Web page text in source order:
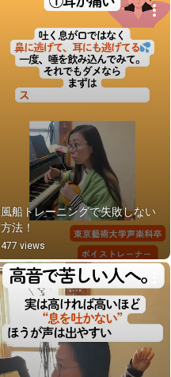
風船トレーニングで失敗しない
方法！
477 views